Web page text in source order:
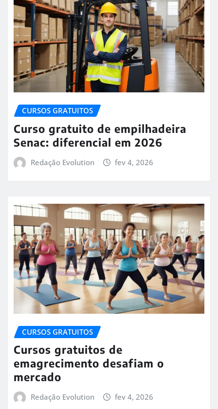
CURSOS GRATUITOS
Curso gratuito de empilhadeira
Senac: diferencial em 2026
Redação Evolution fev 4, 2026
CURSOS GRATUITOS
Cursos gratuitos de
emagrecimento desafiam o
mercado
Redação Evolution fev 4, 2026